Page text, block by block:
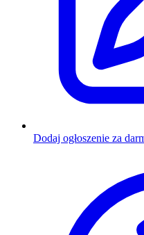
Dodaj ogłoszenie za